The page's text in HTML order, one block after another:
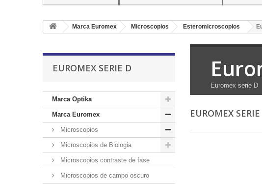
Marca Euromex Microscopios Esteromicroscopios
EUROMEX SERIE D
Marca Optika
Marca Euromex
Microscopios
Microscopios de Biologia
Microscopios contraste de fase
Microscopios de campo oscuro
Euromex serie D
EUROMEX